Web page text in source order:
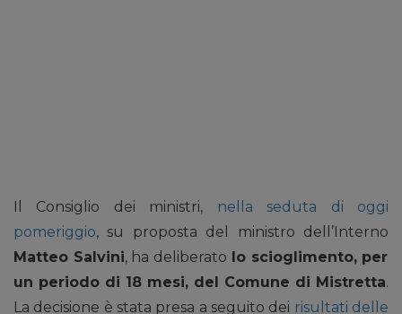
Il Consiglio dei ministri,
nella seduta di oggi
pomeriggio, su proposta del ministro dell’Interno
Matteo Salvini, ha deliberato lo scioglimento, per
un periodo di 18 mesi, del Comune di Mistretta.
La decisione è stata presa a seguito dei risultati delle